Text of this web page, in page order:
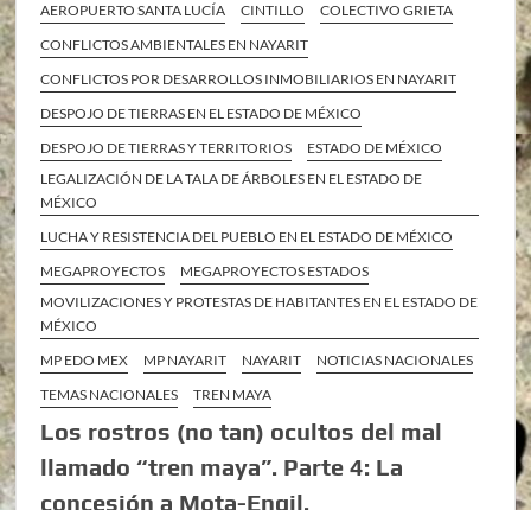
AEROPUERTO SANTA LUCÍA CINTILLO
COLECTIVO GRIETA
CONFLICTOS AMBIENTALES EN NAYARIT
CONFLICTOS POR DESARROLLOS INMOBILIARIOS EN NAYARIT
DESPOJO DE TIERRAS EN EL ESTADO DE MÉXICO
DESPOJO DE TIERRAS Y TERRITORIOS
ESTADO DE MÉXICO
LEGALIZACIÓN DE LA TALA DE ÁRBOLES EN EL ESTADO DE
MÉXICO
LUCHA Y RESISTENCIA DEL PUEBLO EN EL ESTADO DE MÉXICO
MEGAPROYECTOS
MEGAPROYECTOS ESTADOS
MOVILIZACIONES Y PROTESTAS DE HABITANTES EN EL ESTADO DE
MÉXICO
MP EDO MEX
MP NAYARIT NAYARIT
NOTICIAS NACIONALES
TEMAS NACIONALES
TREN MAYA
Los rostros (no tan) ocultos del mal
llamado “tren maya”. Parte 4: La
concesión a Mota-Engil.